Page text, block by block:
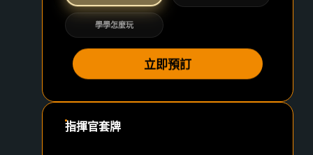
學學怎麼玩
立即預訂
指揮官套牌